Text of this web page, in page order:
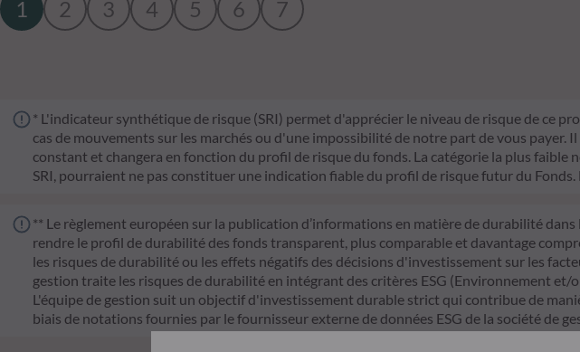
1 2 3 4 5 6 7
* L'indicateur synthétique de risque (SRI) permet d'apprécier le niveau de risque de ce
cas de mouvements sur les marchés ou d'une impossibilité de notre part de vous
constant et changera en fonction du profil de risque du fonds. La catégorie la plus faible
SRI, pourraient ne pas constituer une indication fiable du profil de risque futur du
** Le règlement européen sur la publication d’informations en matière de durabilité
rendre le profil de durabilité des fonds transparent, plus comparable et davantage
les risques de durabilité ou les effets négatifs des décisions d'investissement sur les
gestion traite les risques de durabilité en intégrant des critères ESG (Environnement
L'équipe de gestion suit un objectif d'investissement durable strict qui contribue de
biais de notations fournies par le fournisseur externe de données ESG de la société de